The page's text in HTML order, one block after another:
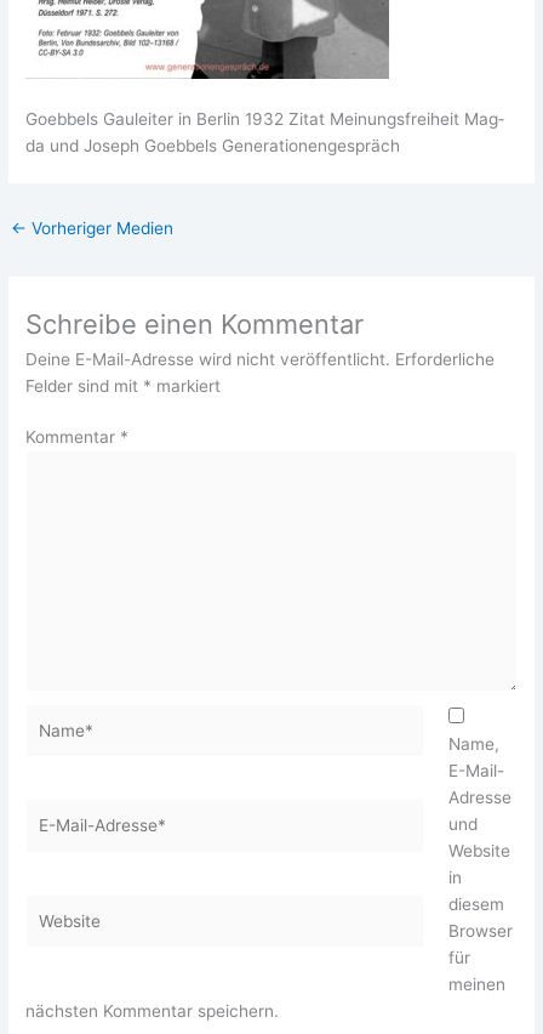
Goeb­bels Gau­lei­ter in Ber­lin 1932 Zitat Mei­nungs­frei­heit Mag­
da und Joseph Goeb­bels Generationengespräch
← Vorheriger Medien
Schreibe einen Kommentar
Deine E-Mail-Adresse wird nicht veröffentlicht. Erforderliche
Felder sind mit * markiert
Kommentar *
Mail-
Name,
E-Mail-
Adresse
und
Website
in
diesem
Browser
für
meinen
nächsten Kommentar speichern.